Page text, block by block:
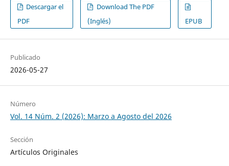
Descargar el
PDF
Download The PDF
(Inglés)
EPUB
Publicado
2026-05-27
Número
Vol. 14 Núm. 2 (2026): Marzo a Agosto del 2026
Sección
Artículos Originales